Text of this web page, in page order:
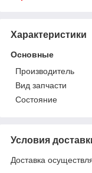
Характеристики
Основные
Производитель
Вид запчасти
Состояние
Условия
Доставка